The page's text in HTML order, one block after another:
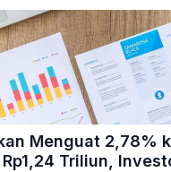
Menguat 2,78%
Triliun,